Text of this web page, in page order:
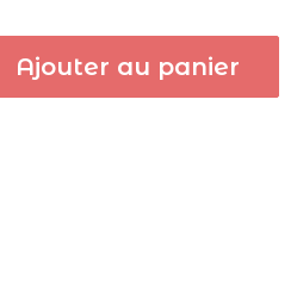
Ajouter au panier